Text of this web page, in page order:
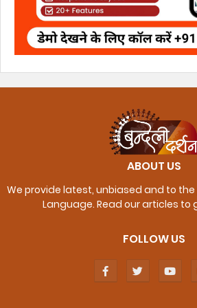
ABOUT US
We provide latest, unbiased and to the
Language. Read our articles to
FOLLOW US